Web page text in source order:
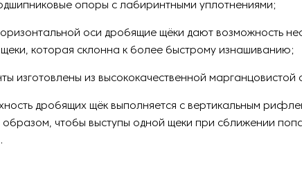
опоры с лабиринтными уплотнениями;
оси дробящие щёки дают возможность
которая склонна к более быстрому изнашиванию;
изготовлены из высококачественной марганцовистой
дробящих щёк выполняется с вертикальным
образом, чтобы выступы одной щеки при сближении